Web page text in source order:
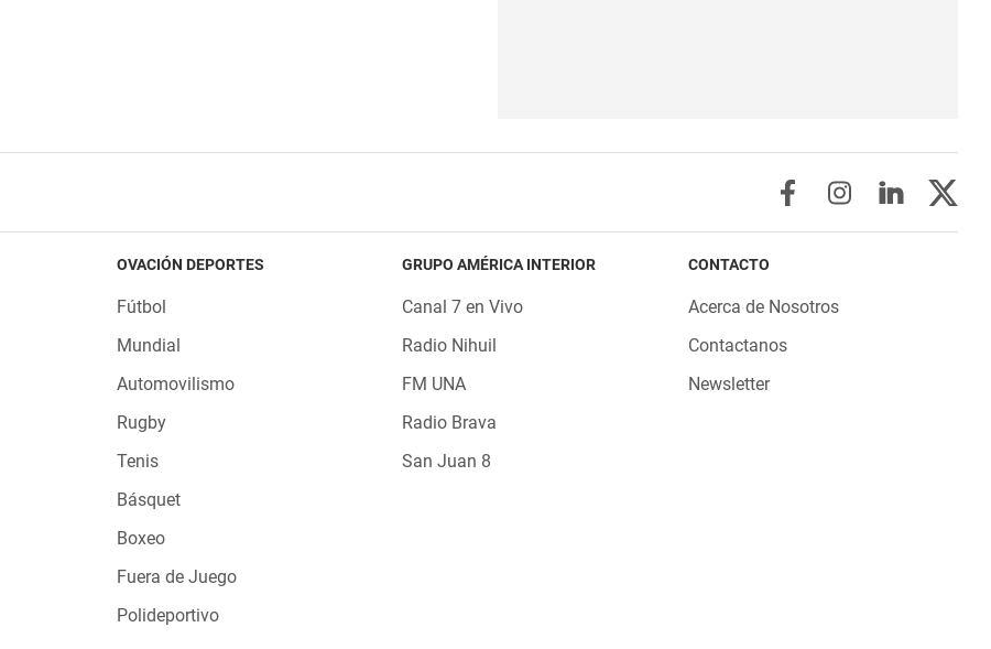
OVACIÓN DEPORTES
Fútbol
Mundial
Automovilismo
Rugby
Tenis
Básquet
Boxeo
Fuera de Juego
Polideportivo
GRUPO AMÉRICA INTERIOR
Canal 7 en Vivo
Radio Nihuil
FM UNA
Radio Brava
San Juan 8
CONTACTO
Acerca de Nosotros
Contactanos
Newsletter